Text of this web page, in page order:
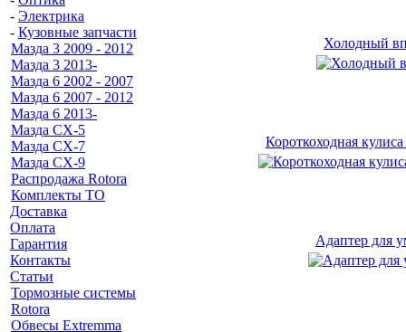
- Электрика
- Кузовные запчасти
Мазда 3 2009 - 2012
Мазда 3 2013-
Мазда 6 2002 - 2007
Мазда 6 2007 - 2012
Мазда 6 2013-
Мазда CX-5
Мазда CX-7
Мазда СХ-9
Распродажа Rotora
Комплекты ТО
Доставка
Оплата
Гарантия
Контакты
Статьи
Тормозные системы
Rotora
Обвесы Extremma
Холодный
Короткоходная
Адаптер для